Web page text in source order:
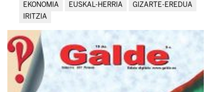
EKONOMIA EUSKAL-HERRIA
GIZARTE-EREDUA
IRITZIA